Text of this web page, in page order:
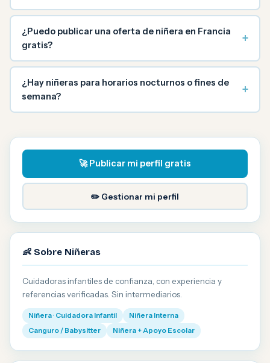
¿Puedo publicar una oferta de niñera en Francia
gratis?
+
¿Hay niñeras para horarios nocturnos o fines de
semana?
+
🚀 Publicar mi perfil gratis
✏️ Gestionar mi perfil
👶 Sobre Niñeras
Cuidadoras infantiles de confianza, con experiencia y
referencias verificadas. Sin intermediarios.
Niñera · Cuidadora Infantil
Niñera Interna
Canguro / Babysitter
Niñera + Apoyo Escolar